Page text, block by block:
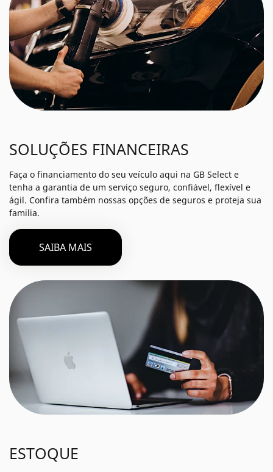
SOLUÇÕES FINANCEIRAS
Faça o financiamento do seu veículo aqui na GB Select e
tenha a garantia de um serviço seguro, confiável, flexível e
ágil. Confira também nossas opções de seguros e proteja sua
familia.
SAIBA MAIS
ESTOQUE